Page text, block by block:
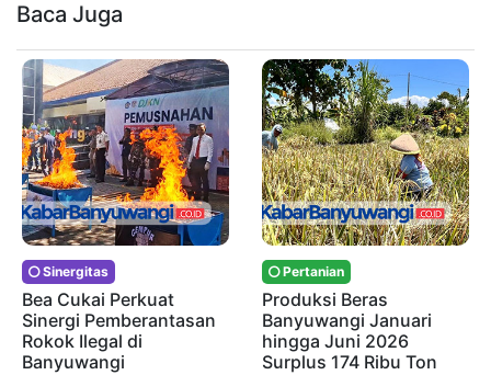
Baca Juga
Sinergitas
Bea Cukai Perkuat
Sinergi Pemberantasan
Rokok Ilegal di
Banyuwangi
Pertanian
Produksi Beras
Banyuwangi Januari
hingga Juni 2026
Surplus 174 Ribu Ton